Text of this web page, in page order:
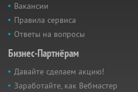
Вакансии
Правила сервиса
Ответы на вопросы
Бизнес-Партнёрам
Давайте сделаем акцию!
Заработайте, как Вебмастер